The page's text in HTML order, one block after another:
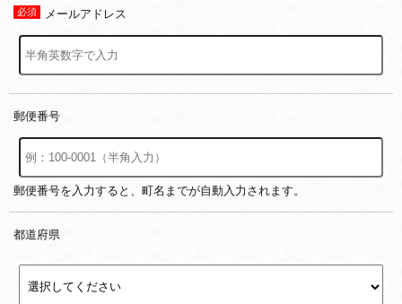
メールアドレス
郵便番号
郵便番号を入力すると、町名までが自動入力されます。
都道府県